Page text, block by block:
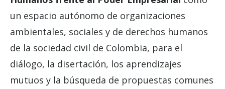
un espacio autónomo de organizaciones
ambientales, sociales y de derechos humanos
de la sociedad civil de Colombia, para el
diálogo, la disertación, los aprendizajes
mutuos y la búsqueda de propuestas comunes